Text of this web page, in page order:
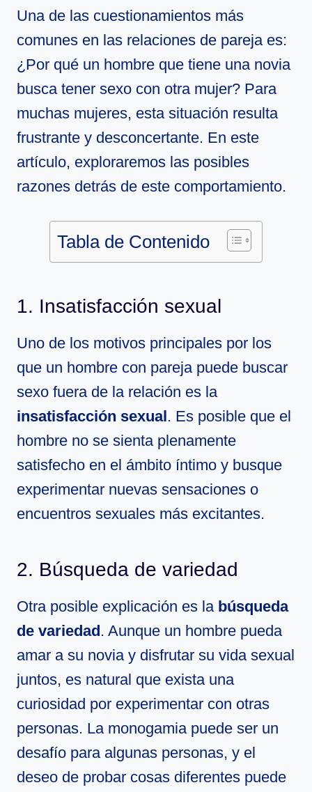
Una de las cuestionamientos más
comunes en las relaciones de pareja es:
¿Por qué un hombre que tiene una novia
busca tener sexo con otra mujer? Para
muchas mujeres, esta situación resulta
frustrante y desconcertante. En este
artículo, exploraremos las posibles
razones detrás de este comportamiento.
Tabla de Contenido
1. Insatisfacción sexual
Uno de los motivos principales por los
que un hombre con pareja puede buscar
sexo fuera de la relación es la
insatisfacción sexual . Es posible que el
hombre no se sienta plenamente
satisfecho en el ámbito íntimo y busque
experimentar nuevas sensaciones o
encuentros sexuales más excitantes.
2. Búsqueda de variedad
Otra posible explicación es la búsqueda
de variedad . Aunque un hombre pueda
amar a su novia y disfrutar su vida sexual
juntos, es natural que exista una
curiosidad por experimentar con otras
personas. La monogamia puede ser un
desafío para algunas personas, y el
deseo de probar cosas diferentes puede